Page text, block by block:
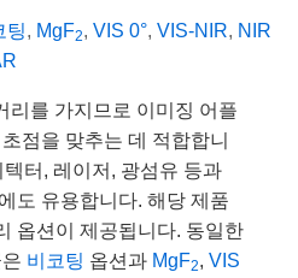
팅, MgF2, VIS 0°, VIS-NIR, NIR
리를 가지므로 이미징 어플
점을 맞추는 데 적합합니
터, 레이저, 광섬유 등과
도 유용합니다. 해당 제품
옵션이 제공됩니다. 동일한
비코팅 옵션과 MgF2, VIS